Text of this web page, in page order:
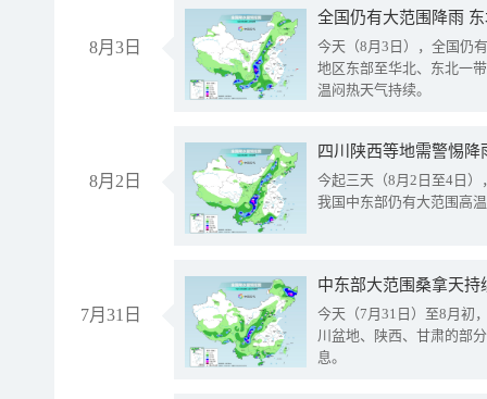
8月3日
全国仍有大范围降雨
今天（8月3日），全国仍
地区东部至华北、东北一
温闷热天气持续。
8月2日
今起三天（8月2日至4日
我国中东部仍有大范围高
7月31日
中东部大范围桑拿天
今天（7月31日）至8月初
川盆地、陕西、甘肃的部
息。